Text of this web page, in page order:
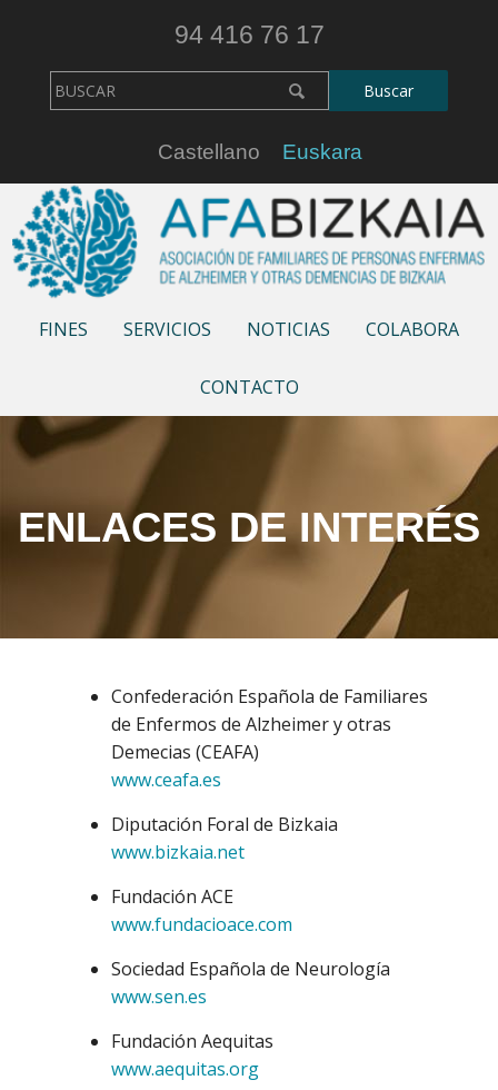
94 416 76 17
Castellano Euskara
FINES SERVICIOS NOTICIAS COLABORA
CONTACTO
ENLACES DE INTERÉS
Confederación Española de Familiares
de Enfermos de Alzheimer y otras
Demecias (CEAFA)
www.ceafa.es
Diputación Foral de Bizkaia
www.bizkaia.net
Fundación ACE
www.fundacioace.com
Sociedad Española de Neurología
www.sen.es
Fundación Aequitas
www.aequitas.org